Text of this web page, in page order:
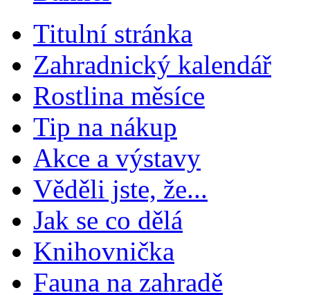
Titulní stránka
Zahradnický kalendář
Rostlina měsíce
Tip na nákup
Akce a výstavy
Věděli jste, že...
Jak se co dělá
Knihovnička
Fauna na zahradě